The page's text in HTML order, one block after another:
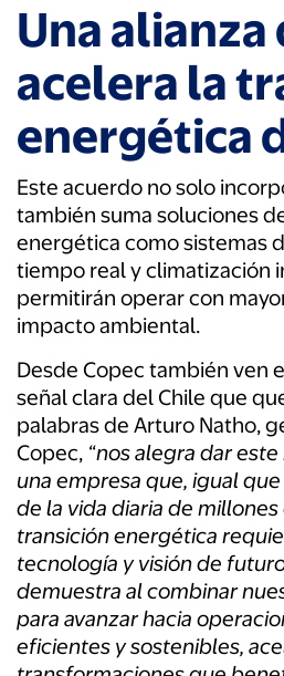
Una alianza
acelera la
energética
Este acuerdo no solo
también suma soluciones
energética como sistemas
tiempo real y climatización
permitirán operar con
impacto ambiental.
Desde Copec también ven
señal clara del Chile que
palabras de Arturo Natho,
Copec, “nos alegra dar
una empresa que, igual
de la vida diaria de millones
transición energética
tecnología y visión de
demuestra al combinar
para avanzar hacia
eficientes y sostenibles,